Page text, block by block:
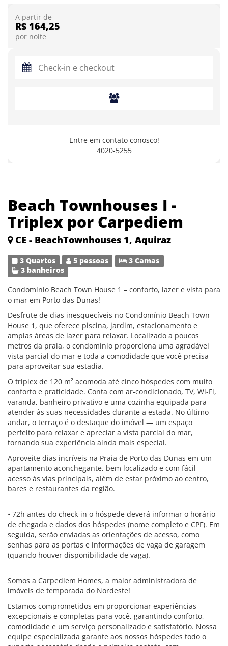
Beach Townhouses I -
Triplex por Carpediem
CE - BeachTownhouses 1, Aquiraz
3 Quartos 5 pessoas
3 Camas
3 banheiros
Condomínio Beach Town House 1 – conforto, lazer e vista para
o mar em Porto das Dunas!
Desfrute de dias inesquecíveis no Condomínio Beach Town
House 1, que oferece piscina, jardim, estacionamento e
amplas áreas de lazer para relaxar. Localizado a poucos
metros da praia, o condomínio proporciona uma agradável
vista parcial do mar e toda a comodidade que você precisa
para aproveitar sua estadia.
O triplex de 120 m² acomoda até cinco hóspedes com muito
conforto e praticidade. Conta com ar-condicionado, TV, Wi-Fi,
varanda, banheiro privativo e uma cozinha equipada para
atender às suas necessidades durante a estada. No último
andar, o terraço é o destaque do imóvel — um espaço
perfeito para relaxar e apreciar a vista parcial do mar,
tornando sua experiência ainda mais especial.
Aproveite dias incríveis na Praia de Porto das Dunas em um
apartamento aconchegante, bem localizado e com fácil
acesso às vias principais, além de estar próximo ao centro,
bares e restaurantes da região.
• 72h antes do check-in o hóspede deverá informar o horário
de chegada e dados dos hóspedes (nome completo e CPF). Em
seguida, serão enviadas as orientações de acesso, como
senhas para as portas e informações de vaga de garagem
(quando houver disponibilidade de vaga).
Somos a Carpediem Homes, a maior administradora de
imóveis de temporada do Nordeste!
Estamos comprometidos em proporcionar experiências
excepcionais e completas para você, garantindo conforto,
comodidade e um serviço personalizado e satisfatório. Nossa
equipe especializada garante aos nossos hóspedes todo o
A partir de
R$ 164,25
por noite
Entre em contato conosco!
4020-5255